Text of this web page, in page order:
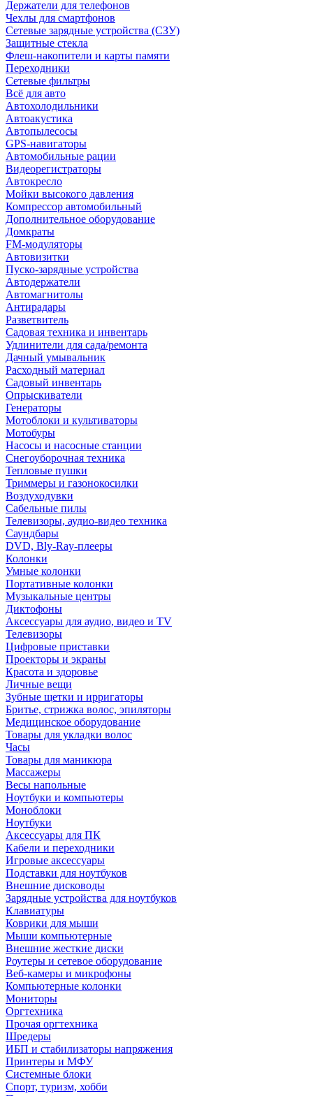
Держатели для телефонов
Чехлы для смартфонов
Сетевые зарядные устройства (СЗУ)
Защитные стекла
Флеш-накопители и карты памяти
Переходники
Сетевые фильтры
Всё для авто
Автохолодильники
Автоакустика
Автопылесосы
GPS-навигаторы
Автомобильные рации
Видеорегистраторы
Автокресло
Мойки высокого давления
Компрессор автомобильный
Дополнительное оборудование
Домкраты
FM-модуляторы
Автовизитки
Пуско-зарядные устройства
Автодержатели
Автомагнитолы
Антирадары
Разветвитель
Садовая техника и инвентарь
Удлинители для сада/ремонта
Дачный умывальник
Расходный материал
Садовый инвентарь
Опрыскиватели
Генераторы
Мотоблоки и культиваторы
Мотобуры
Насосы и насосные станции
Снегоуборочная техника
Тепловые пушки
Триммеры и газонокосилки
Воздуходувки
Сабельные пилы
Телевизоры, аудио-видео техника
Саундбары
DVD, Bly-Ray-плееры
Колонки
Умные колонки
Портативные колонки
Музыкальные центры
Диктофоны
Аксессуары для аудио, видео и TV
Телевизоры
Цифровые приставки
Проекторы и экраны
Красота и здоровье
Личные вещи
Зубные щетки и ирригаторы
Бритье, стрижка волос, эпиляторы
Медицинское оборудование
Товары для укладки волос
Часы
Товары для маникюра
Массажеры
Весы напольные
Ноутбуки и компьютеры
Моноблоки
Ноутбуки
Аксессуары для ПК
Кабели и переходники
Игровые аксессуары
Подставки для ноутбуков
Внешние дисководы
Зарядные устройства для ноутбуков
Клавиатуры
Коврики для мыши
Мыши компьютерные
Внешние жесткие диски
Роутеры и сетевое оборудование
Веб-камеры и микрофоны
Компьютерные колонки
Мониторы
Оргтехника
Прочая оргтехника
Шредеры
ИБП и стабилизаторы напряжения
Принтеры и МФУ
Системные блоки
Спорт, туризм, хобби